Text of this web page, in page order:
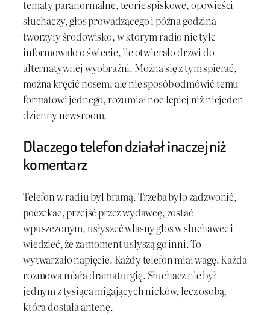
tematy paranormalne, teorie spiskowe, opowieści
słuchaczy, głos prowadzącego i późna godzina
tworzyły środowisko, w którym radio nie tyle
informowało o świecie, ile otwierało drzwi do
alternatywnej wyobraźni. Można się z tym spierać,
można kręcić nosem, ale nie sposób odmówić temu
formatowi jednego, rozumiał noc lepiej niż niejeden
dzienny newsroom.
Dlaczego telefon działał inaczej niż
komentarz
Telefon w radiu był bramą. Trzeba było zadzwonić,
poczekać, przejść przez wydawcę, zostać
wpuszczonym, usłyszeć własny głos w słuchawce i
wiedzieć, że za moment usłyszą go inni. To
wytwarzało napięcie. Każdy telefon miał wagę. Każda
rozmowa miała dramaturgię. Słuchacz nie był
jednym z tysiąca migających nicków, lecz osobą,
która dostała antenę.